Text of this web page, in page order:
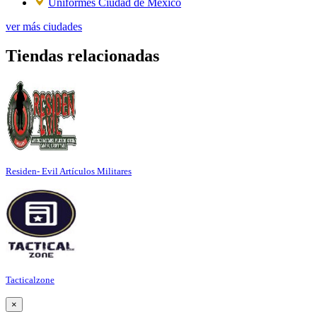
ver más ciudades
Tiendas relacionadas
Residen- Evil Artículos Militares
Tacticalzone
×